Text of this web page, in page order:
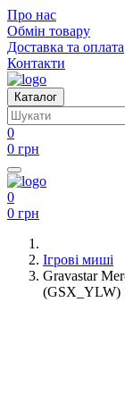
Про нас
Обмін товару
Доставка та оплата
Контакти
Каталог
0
0 грн
0
0 грн
Ігрові миші
Gravastar
(GSX_YLW)